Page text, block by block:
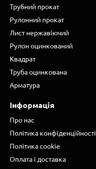
Трубний прокат
Рулонний прокат
Лист нержавіючий
Рулон оцинкований
Квадрат
Труба оцинкована
Арматура
Інформація
Про нас
Політика конфіденційності
Політика cookie
Оплата і доставка